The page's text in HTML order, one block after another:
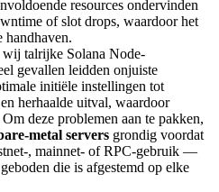
resources ondervinden
of slot drops, waardoor het
handhaven.
wij talrijke Solana Node-
gevallen leidden onjuiste
initiële instellingen tot
herhaalde uitval, waardoor
deze problemen aan te pakken,
metal servers grondig voordat
, mainnet- of RPC-gebruik —
die is afgestemd op elke